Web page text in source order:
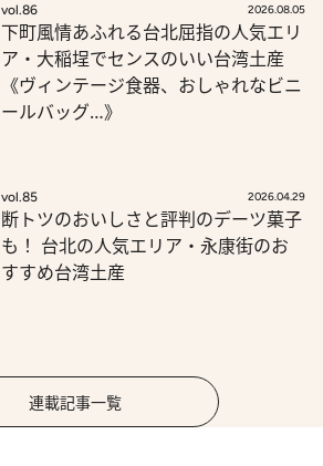
vol.86 2026.08.05
下町風情あふれる台北屈指の人気エリ
ア・大稲埕でセンスのいい台湾土産
《ヴィンテージ食器、おしゃれなビニ
ールバッグ…》
vol.85 2026.04.29
断トツのおいしさと評判のデーツ菓子
も！ 台北の人気エリア・永康街のお
すすめ台湾土産
連載記事一覧